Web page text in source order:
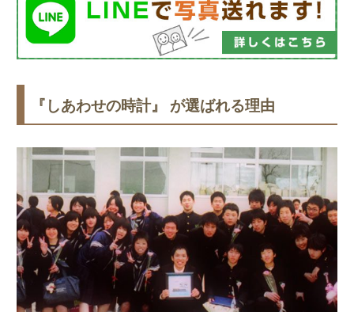
『しあわせの時計』 が選ばれる理由